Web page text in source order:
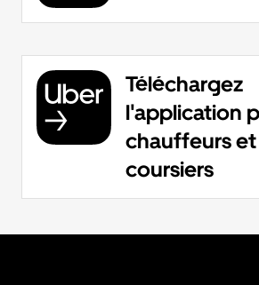
Téléchargez
l'application
chauffeurs et
coursiers